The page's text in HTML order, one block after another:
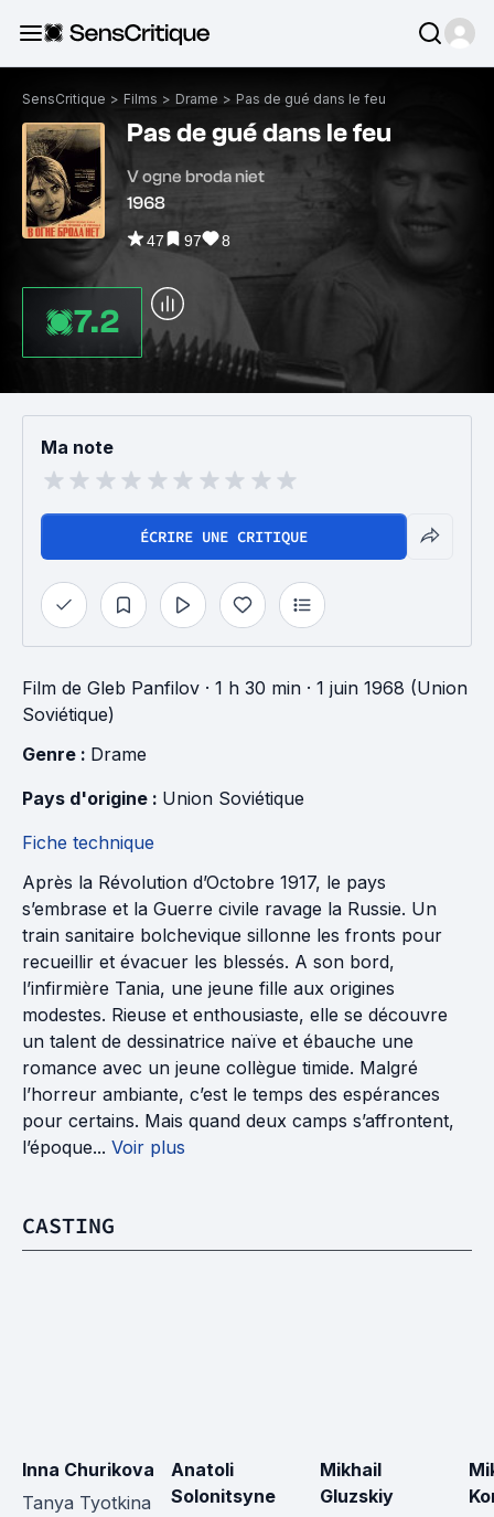
SensCritique > Films > Drame > Pas de gué dans le feu
Pas de gué dans le feu
V ogne broda niet
1968
47 97 8
7.2
Ma note
ÉCRIRE UNE CRITIQUE
Film de Gleb Panfilov · 1 h 30 min · 1 juin 1968 (Union
Soviétique)
Genre : Drame
Pays d'origine : Union Soviétique
Fiche technique
Après la Révolution d’Octobre 1917, le pays
s’embrase et la Guerre civile ravage la Russie. Un
train sanitaire bolchevique sillonne les fronts pour
recueillir et évacuer les blessés. A son bord,
l’infirmière Tania, une jeune fille aux origines
modestes. Rieuse et enthousiaste, elle se découvre
un talent de dessinatrice naïve et ébauche une
romance avec un jeune collègue timide. Malgré
l’horreur ambiante, c’est le temps des espérances
pour certains. Mais quand deux camps s’affrontent,
l’époque... Voir plus
CASTING
Inna Churikova
Tanya Tyotkina
Anatoli
Solonitsyne
Mikhail
Gluzskiy